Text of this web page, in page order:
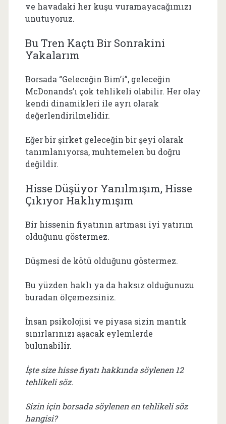
ve havadaki her kuşu vuramayacağımızı
unutuyoruz.
Bu Tren Kaçtı Bir Sonrakini
Yakalarım
Borsada “Geleceğin Bim’i”, geleceğin
McDonands’ı çok tehlikeli olabilir. Her olay
kendi dinamikleri ile ayrı olarak
değerlendirilmelidir.
Eğer bir şirket geleceğin bir şeyi olarak
tanımlanıyorsa, muhtemelen bu doğru
değildir.
Hisse Düşüyor Yanılmışım, Hisse
Çıkıyor Haklıymışım
Bir hissenin fiyatının artması iyi yatırım
olduğunu göstermez.
Düşmesi de kötü olduğunu göstermez.
Bu yüzden haklı ya da haksız olduğunuzu
buradan ölçemezsiniz.
İnsan psikolojisi ve piyasa sizin mantık
sınırlarınızı aşacak eylemlerde
bulunabilir.
İşte size hisse fiyatı hakkında söylenen 12
tehlikeli söz.
Sizin için borsada söylenen en tehlikeli söz
hangisi?